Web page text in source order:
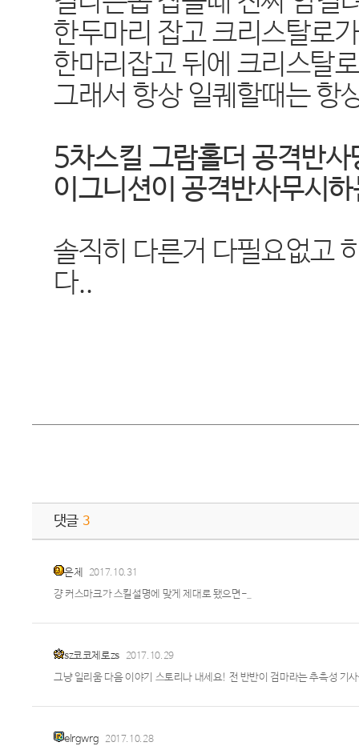
한두마리 잡고 크리스탈로
한마리잡고 뒤에 크리스탈
그래서 항상 일퀘할때는 항
5차스킬 그람홀더공격반사
이그니션이공격반사무시
솔직히 다른거 다필요없고
다..
댓글 3
은체 2017.10.31
걍 커스마크가 스킬설명에 맞게 제대로 됐으면-_
sz코코제로zs 2017.10.29
그냥 일리움 다음 이야기 스토리나 내세요! 전 반반이 검마라는 추측성 기
elrgwrg 2017.10.28